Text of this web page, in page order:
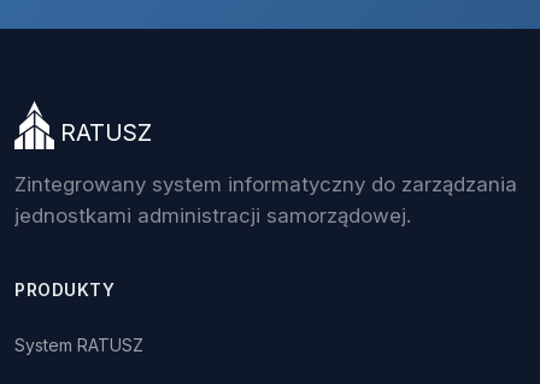
RATUSZ
Zintegrowany system informatyczny do zarządzania
jednostkami administracji samorządowej.
PRODUKTY
System RATUSZ